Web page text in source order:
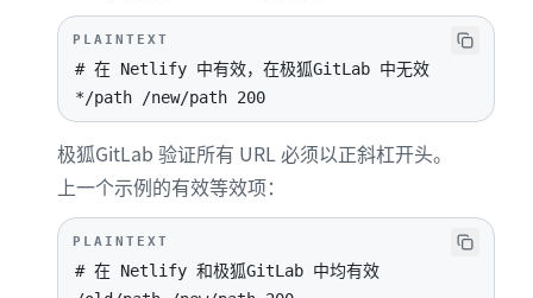
PLAINTEXT
*/path /new/path 200
极狐GitLab 验证所有 URL 必须以正斜杠开头。
上一个示例的有效等效项：
PLAINTEXT